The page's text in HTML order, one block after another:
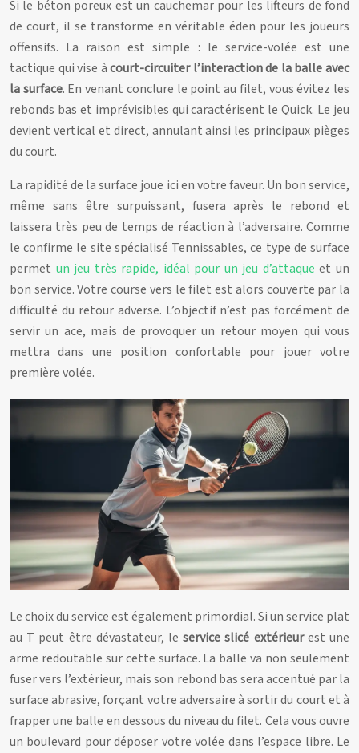
Si le béton poreux est un cauchemar pour les lifteurs de fond
de court, il se transforme en véritable éden pour les joueurs
offensifs. La raison est simple : le service-volée est une
tactique qui vise àcourt-circuiter l’interaction de la balle avec
la surface. En venant conclure le point au filet, vous évitez les
rebonds bas et imprévisibles qui caractérisent le Quick. Le jeu
devient vertical et direct, annulant ainsi les principaux pièges
du court.
La rapidité de la surface joue ici en votre faveur. Un bon service,
même sans être surpuissant, fusera après le rebond et
laissera très peu de temps de réaction à l’adversaire. Comme
le confirme le site spécialisé Tennissables, ce type de surface
permet un jeu très rapide, idéal pour un jeu d’attaque et un
bon service. Votre course vers le filet est alors couverte par la
difficulté du retour adverse. L’objectif n’est pas forcément de
servir un ace, mais de provoquer un retour moyen qui vous
mettra dans une position confortable pour jouer votre
première volée.
Le choix du service est également primordial. Si un service plat
au T peut être dévastateur, leservice slicé extérieurest une
arme redoutable sur cette surface. La balle va non seulement
fuser vers l’extérieur, mais son rebond bas sera accentué par la
surface abrasive, forçant votre adversaire à sortir du court et à
frapper une balle en dessous du niveau du filet. Cela vous ouvre
un boulevard pour déposer votre volée dans l’espace libre. Le